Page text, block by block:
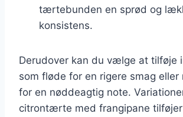
tærtebunden en sprød og
konsistens.
Derudover kan du vælge at tilføje
som fløde for en rigere smag eller
for en nøddeagtig note.
citrontærte med frangipane